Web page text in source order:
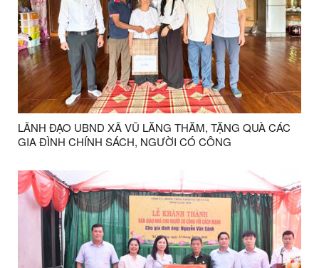
LÃNH ĐẠO UBND XÃ VŨ LĂNG THĂM, TẶNG QUÀ CÁC
GIA ĐÌNH CHÍNH SÁCH, NGƯỜI CÓ CÔNG